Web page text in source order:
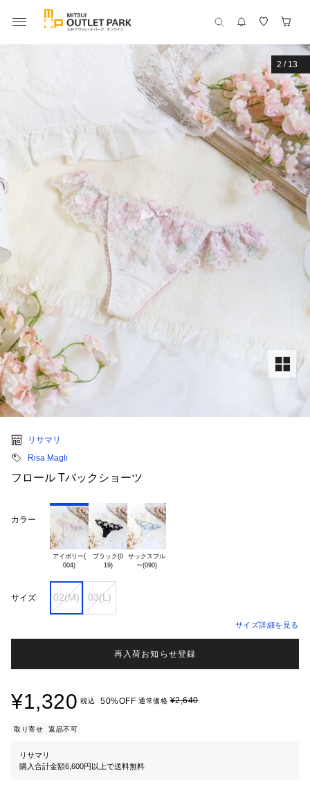
2 / 13
リサマリ
Risa Magli
フロール Tバックショーツ
カラー
アイボリー(
ブラック(0
19)
サックスブル
サイズ 02(M) 03(L)
サイズ詳細を見る
再入荷お知らせ登録
¥1,320 税込 50%OFF 通常価格¥2,640
取り寄せ 返品不可
リサマリ
購入合計金額6,600円以上で送料無料